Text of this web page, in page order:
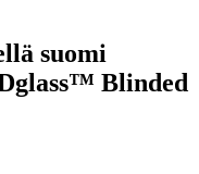
suomi
Blinded